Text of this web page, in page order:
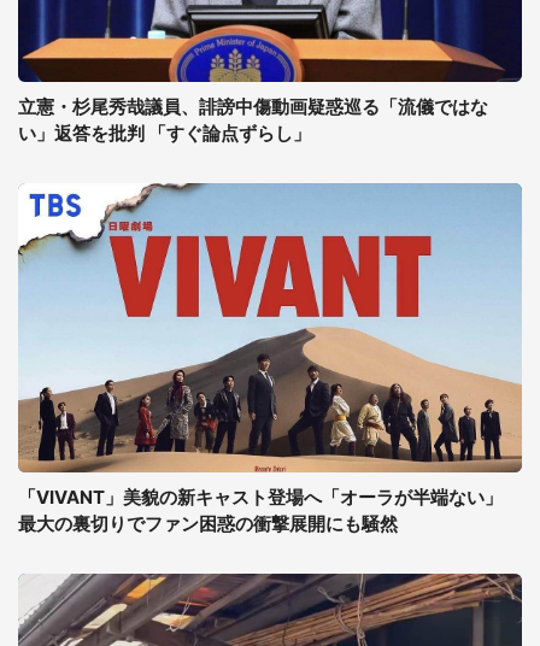
立憲・杉尾秀哉議員、誹謗中傷動画疑惑巡る「流儀ではな
い」返答を批判 「すぐ論点ずらし」
「VIVANT」美貌の新キャスト登場へ「オーラが半端ない」
最大の裏切りでファン困惑の衝撃展開にも騒然